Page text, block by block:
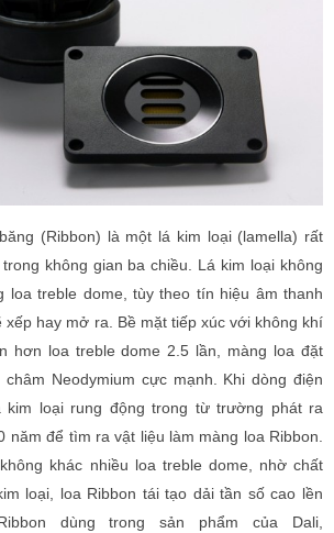
(Ribbon) là một lá kim loại (lamella) rất
không gian ba chiều. Lá kim loại không
loa treble dome, tùy theo tín hiệu âm thanh
xếp hay mở ra. Bề mặt tiếp xúc với không khí
hơn loa treble dome 2.5 lần, màng loa đặt
Neodymium cực mạnh. Khi dòng điện
kim loại rung động trong từ trường phát ra
năm để tìm ra vật liệu làm màng loa Ribbon.
khác nhiều loa treble dome, nhờ chất
loại, loa Ribbon tái tạo dải tần số cao lền
dùng trong sản phẩm của Dali,